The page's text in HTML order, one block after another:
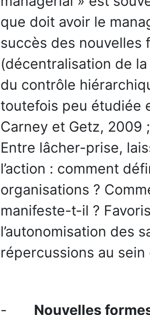
que doit avoir le
succès des nouvelles
(décentralisation de
du contrôle
toutefois peu étudiée
Carney et Getz, 2009
Entre lâcher-prise,
l’action : comment
organisations ?
manifeste-t-il ?
l’autonomisation des
répercussions au
- Nouvelles